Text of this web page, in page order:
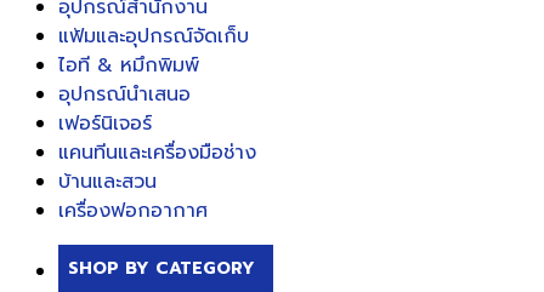
อุปกรณ์สำนักงาน
แฟ้มและอุปกรณ์จัดเก็บ
ไอที & หมึกพิมพ์
อุปกรณ์นำเสนอ
เฟอร์นิเจอร์
แคนทีนและเครื่องมือช่าง
บ้านและสวน
เครื่องฟอกอากาศ
SHOP BY CATEGORY